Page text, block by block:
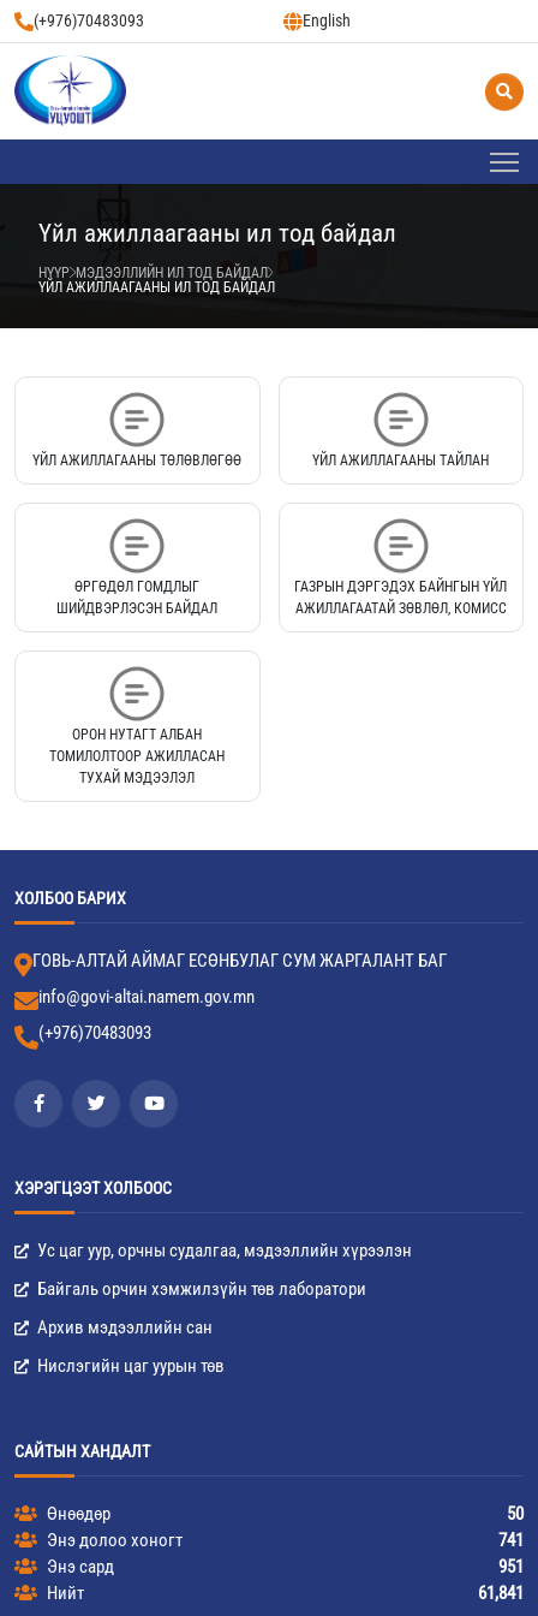
(+976)70483093 English
Үйл ажиллаагааны ил тод байдал
НҮҮР МЭДЭЭЛЛИЙН ИЛ ТОД БАЙДАЛ
ҮЙЛ АЖИЛЛААГААНЫ ИЛ ТОД БАЙДАЛ
ҮЙЛ АЖИЛЛАГААНЫ ТӨЛӨВЛӨГӨӨ ҮЙЛ АЖИЛЛАГААНЫ ТАЙЛАН
ӨРГӨДӨЛ ГОМДЛЫГ
ШИЙДВЭРЛЭСЭН БАЙДАЛ
ГАЗРЫН ДЭРГЭДЭХ БАЙНГЫН ҮЙЛ
АЖИЛЛАГААТАЙ ЗӨВЛӨЛ, КОМИСС
ОРОН НУТАГТ АЛБАН
ТОМИЛОЛТООР АЖИЛЛАСАН
ТУХАЙ МЭДЭЭЛЭЛ
ХОЛБОО БАРИХ
ГОВЬ-АЛТАЙ АЙМАГ ЕСӨНБУЛАГ СУМ ЖАРГАЛАНТ БАГ
info@govi-altai.namem.gov.mn
(+976)70483093
ХЭРЭГЦЭЭТ ХОЛБООС
Ус цаг уур, орчны судалгаа, мэдээллийн хүрээлэн
Байгаль орчин хэмжилзүйн төв лаборатори
Архив мэдээллийн сан
Нислэгийн цаг уурын төв
САЙТЫН ХАНДАЛТ
Өнөөдөр
50
Энэ долоо хоногт
741
Энэ сард
951
Нийт
61,841